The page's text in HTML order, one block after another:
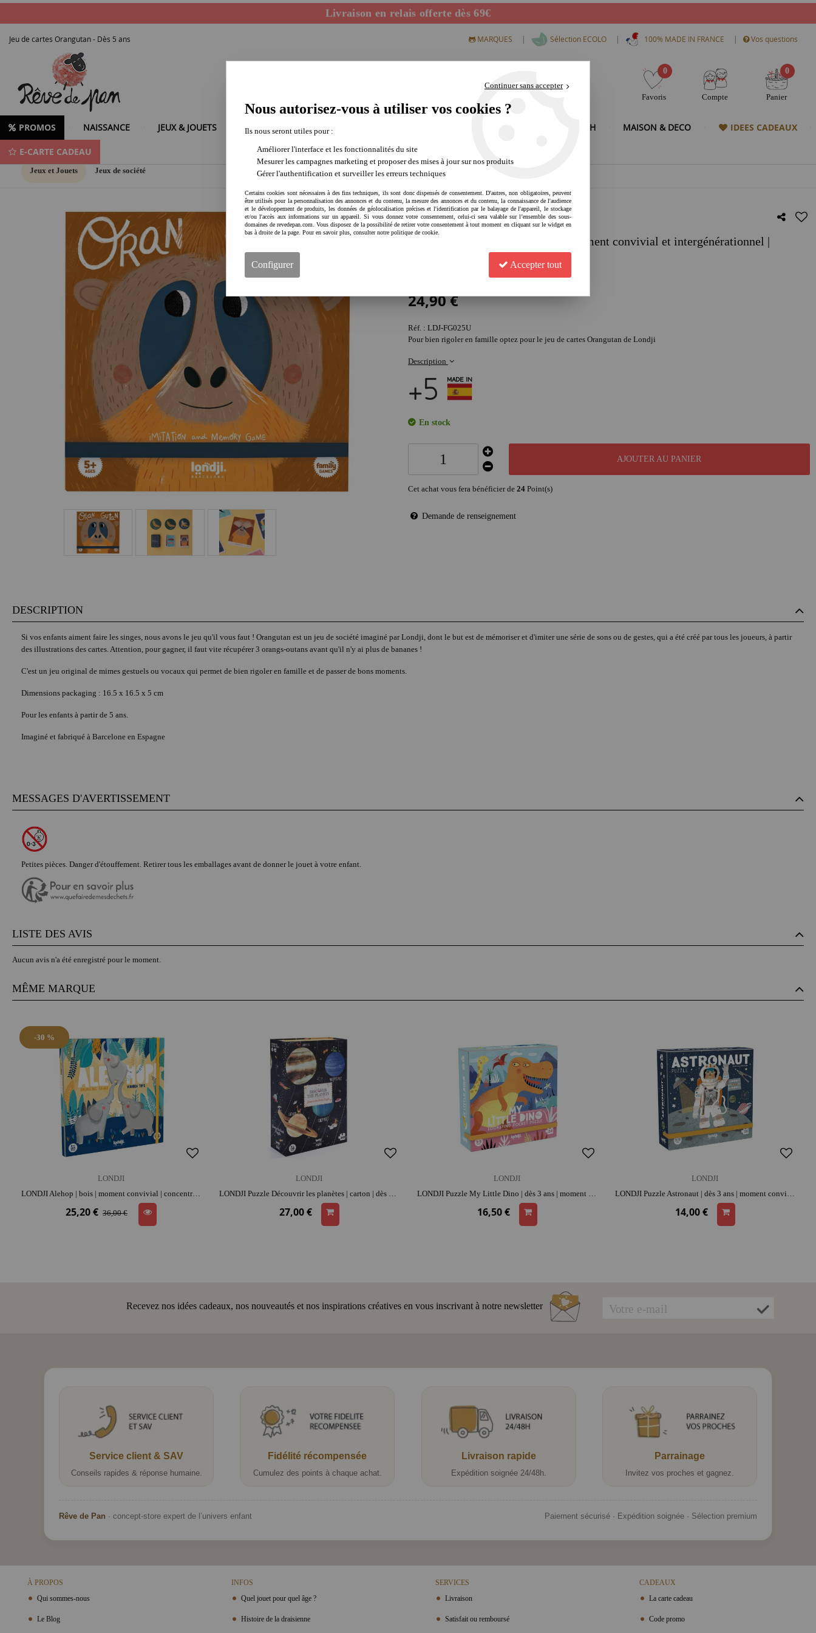
Livraison en relais offerte dès 69€
Jeu de cartes Orangutan - Dès 5 ans MARQUES | Sélection ECOLO | 100% MADE IN FRANCE | Vos questions
0
Favoris Compte
0
Panier
PROMOS NAISSANCE JEUX & JOUETS LOISIRS CREATIFS MODE & HIGH TECH MAISON & DECO IDEES CADEAUX
E-CARTE CADEAU
Jeux et Jouets Jeux de société
LONDJI Orangutan | Dès 5 ans | moment convivial et intergénérationnel |
observation et réflexion
24,90€
Réf. : LDJ-FG025U
Pour bien rigoler en famille optez pour le jeu de cartes Orangutan de Londji
Description
En stock
AJOUTER AU PANIER
Cet achat vous fera bénéficier de 24 Point(s)
Demande de renseignement
DESCRIPTION
Si vos enfants aiment faire les singes, nous avons le jeu qu'il vous faut ! Orangutan est un jeu de société imaginé par Londji, dont le but est de mémoriser et d'imiter une série de sons ou de gestes, qui a été créé par tous les joueurs, à partir
des illustrations des cartes. Attention, pour gagner, il faut vite récupérer 3 orangs-outans avant qu'il n'y ai plus de bananes !
C'est un jeu original de mimes gestuels ou vocaux qui permet de bien rigoler en famille et de passer de bons moments.
Dimensions packaging : 16.5 x 16.5 x 5 cm
Pour les enfants à partir de 5 ans.
Imaginé et fabriqué à Barcelone en Espagne
MESSAGES D'AVERTISSEMENT
Petites pièces. Danger d'étouffement. Retirer tous les emballages avant de donner le jouet à votre enfant.
LISTE DES AVIS
Aucun avis n'a été enregistré pour le moment.
MÊME MARQUE
-30 %
LONDJI
LONDJI Alehop | bois | moment convivial | concentration et repérage spatial | coordination et adresse
25,20 € 36,00 €
LONDJI
27,00 €
LONDJI
16,50 €
LONDJI
14,00 €
Recevez nos idées cadeaux, nos nouveautés et nos inspirations créatives en vous inscrivant à notre newsletter
Service client & SAV
Conseils rapides & réponse humaine.
Fidélité récompensée
Cumulez des points à chaque achat.
Livraison rapide
Expédition soignée 24/48h.
Parrainage
Invitez vos proches et gagnez.
Rêve de Pan · concept-store expert de l’univers enfant Paiement sécurisé · Expédition soignée · Sélection premium
À PROPOS
Qui sommes-nous
Le Blog
INFOS
Quel jouet pour quel âge ?
Histoire de la draisienne
SERVICES
Livraison
Satisfait ou remboursé
CADEAUX
La carte cadeau
Code promo
Continuer sans accepter
Nous autorisez-vous à utiliser vos cookies ?
Ils nous seront utiles pour :
Améliorer l'interface et les fonctionnalités du site
Mesurer les campagnes marketing et proposer des mises à jour sur nos produits
Gérer l'authentification et surveiller les erreurs techniques
Certains cookies sont nécessaires à des fins techniques, ils sont donc dispensés de consentement. D'autres, non obligatoires, peuvent
être utilisés pour la personnalisation des annonces et du contenu, la mesure des annonces et du contenu, la connaissance de l'audience
et le développement de produits, les données de géolocalisation précises et l'identification par le balayage de l'appareil, le stockage
et/ou l'accès aux informations sur un appareil. Si vous donnez votre consentement, celui-ci sera valable sur l’ensemble des sous-
domaines de revedepan.com. Vous disposez de la possibilité de retirer votre consentement à tout moment en cliquant sur le widget en
bas à droite de la page. Pour en savoir plus, consulter notre politique de cookie.
Configurer Accepter tout